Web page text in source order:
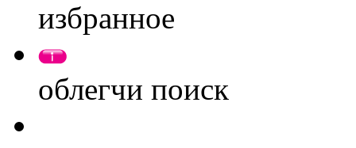
избранное
облегчи поиск